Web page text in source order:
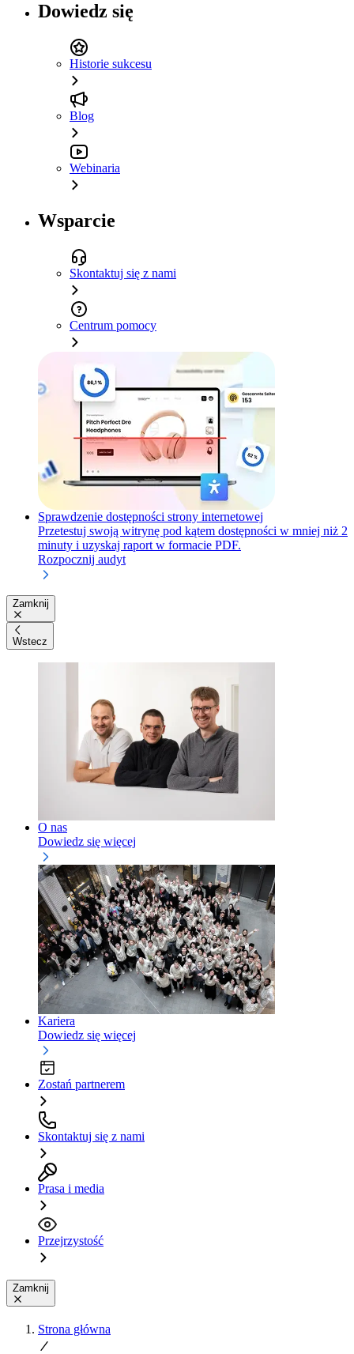
Dowiedz się
Historie sukcesu
Blog
Webinaria
Wsparcie
Skontaktuj się z nami
Centrum pomocy
Sprawdzenie dostępności strony internetowej
Przetestuj swoją witrynę pod kątem dostępności w mniej niż 2
minuty i uzyskaj raport w formacie PDF.
Rozpocznij audyt
Zamknij
Wstecz
O nas
Dowiedz się więcej
Kariera
Dowiedz się więcej
Zostań partnerem
Skontaktuj się z nami
Prasa i media
Przejrzystość
Zamknij
Strona główna